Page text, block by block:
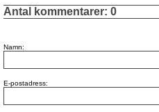
Antal kommentarer: 0
Namn:
E-postadress: